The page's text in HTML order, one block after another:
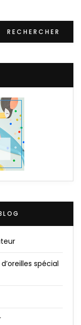
RECHERCHER
spécial